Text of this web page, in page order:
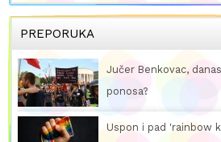
PREPORUKA
Jučer Benkovac,
ponosa?
Uspon i pad 'rainbow